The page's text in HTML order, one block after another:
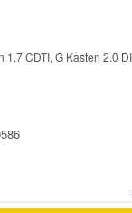
1.7 CDTI, G Kasten 2.0